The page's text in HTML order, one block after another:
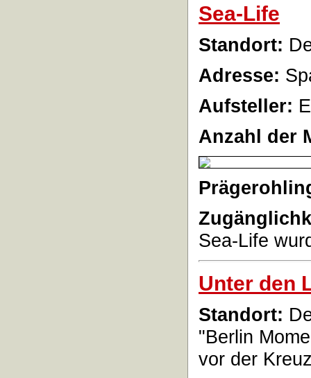
Sea-Life
Standort:
Adresse:
Aufsteller:
Anzahl der
Sea-Life
Unter den
Standort:
"Berlin
vor der